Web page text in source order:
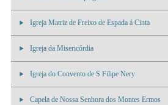
Igreja Matriz de Freixo de Espada á Cinta
Igreja da Misericórdia
Igreja do Convento de S Filipe Nery
Capela de Nossa Senhora dos Montes Ermos